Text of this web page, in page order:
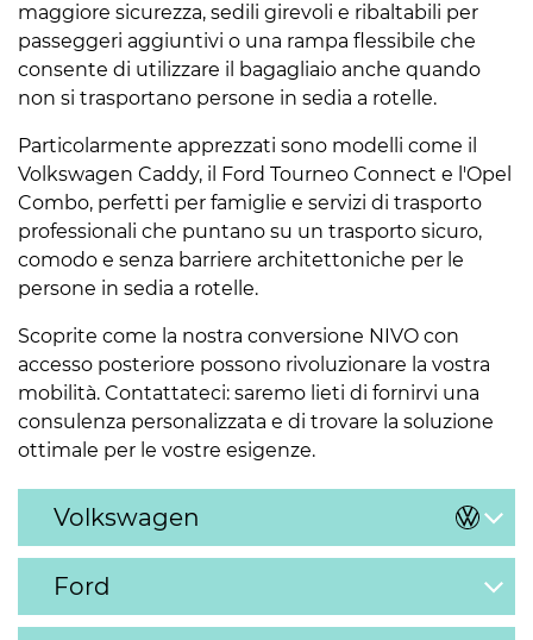
maggiore sicurezza, sedili girevoli e ribaltabili per
passeggeri aggiuntivi o una rampa flessibile che
consente di utilizzare il bagagliaio anche quando
non si trasportano persone in sedia a rotelle.
Particolarmente apprezzati sono modelli come il
Volkswagen Caddy, il Ford Tourneo Connect e l'Opel
Combo, perfetti per famiglie e servizi di trasporto
professionali che puntano su un trasporto sicuro,
comodo e senza barriere architettoniche per le
persone in sedia a rotelle.
Scoprite come la nostra conversione NIVO con
accesso posteriore possono rivoluzionare la vostra
mobilità. Contattateci: saremo lieti di fornirvi una
consulenza personalizzata e di trovare la soluzione
ottimale per le vostre esigenze.
Volkswagen
Ford